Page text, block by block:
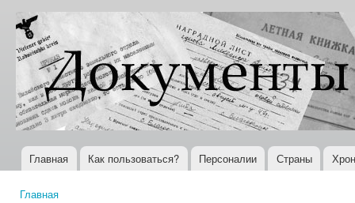
Документы
XX века
Всемирная
история в
Интернете
Главное меню
Главная Как пользоваться? Персоналии Страны
Главная